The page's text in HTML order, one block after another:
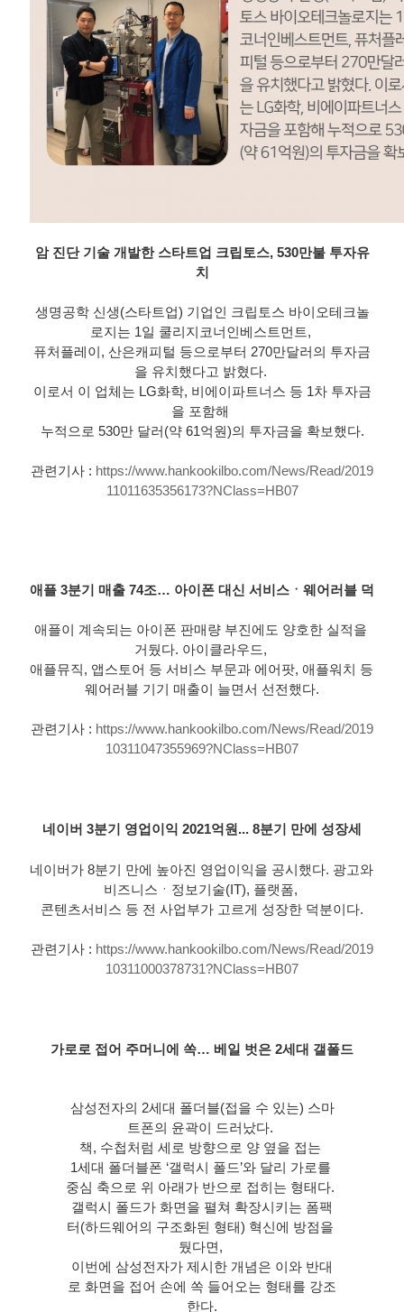
암 진단 기술 개발한 스타트업 크립토스, 530만불 투자유
치
생명공학 신생(스타트업) 기업인 크립토스 바이오테크놀
로지는 1일 쿨리지코너인베스트먼트,
퓨처플레이, 산은캐피털 등으로부터 270만달러의 투자금
을 유치했다고 밝혔다.
이로서 이 업체는 LG화학, 비에이파트너스 등 1차 투자금
을 포함해
누적으로 530만 달러(약 61억원)의 투자금을 확보했다.
관련기사 : https://www.hankookilbo.com/News/Read/2019
11011635356173?NClass=HB07
애플 3분기 매출 74조… 아이폰 대신 서비스ㆍ웨어러블 덕
애플이 계속되는 아이폰 판매량 부진에도 양호한 실적을
거뒀다. 아이클라우드,
애플뮤직, 앱스토어 등 서비스 부문과 에어팟, 애플워치 등
웨어러블 기기 매출이 늘면서 선전했다.
관련기사 : https://www.hankookilbo.com/News/Read/2019
10311047355969?NClass=HB07
네이버 3분기 영업이익 2021억원... 8분기 만에 성장세
네이버가 8분기 만에 높아진 영업이익을 공시했다. 광고와
비즈니스ㆍ정보기술(IT), 플랫폼,
콘텐츠서비스 등 전 사업부가 고르게 성장한 덕분이다.
관련기사 : https://www.hankookilbo.com/News/Read/2019
10311000378731?NClass=HB07
가로로 접어 주머니에 쏙… 베일 벗은 2세대 갤폴드
삼성전자의 2세대 폴더블(접을 수 있는) 스마
트폰의 윤곽이 드러났다.
책, 수첩처럼 세로 방향으로 양 옆을 접는
1세대 폴더블폰 ‘갤럭시 폴드’와 달리 가로를
중심 축으로 위 아래가 반으로 접히는 형태다.
갤럭시 폴드가 화면을 펼쳐 확장시키는 폼팩
터(하드웨어의 구조화된 형태) 혁신에 방점을
뒀다면,
이번에 삼성전자가 제시한 개념은 이와 반대
로 화면을 접어 손에 쏙 들어오는 형태를 강조
한다.